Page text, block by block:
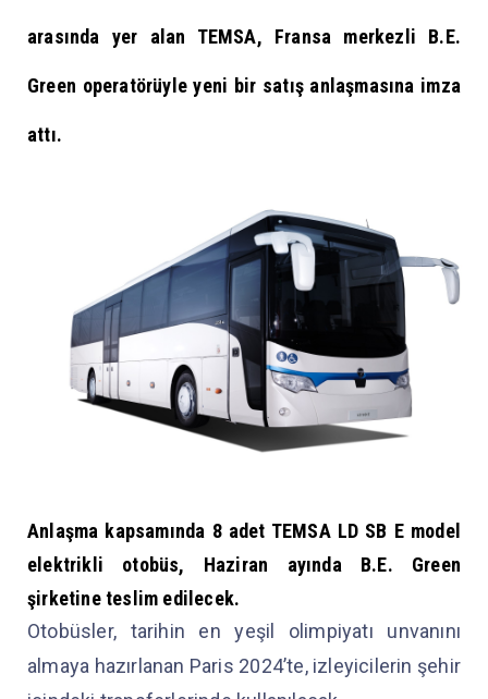
arasında yer alan TEMSA, Fransa merkezli B.E.
Green operatörüyle yeni bir satış anlaşmasına imza
attı.
Anlaşma kapsamında 8 adet TEMSALD SB E model
elektrikli otobüs, Haziran ayında B.E. Green
şirketine teslim edilecek.
Otobüsler, tarihin en yeşil olimpiyatı unvanını
almaya hazırlanan Paris 2024’te, izleyicilerin şehir